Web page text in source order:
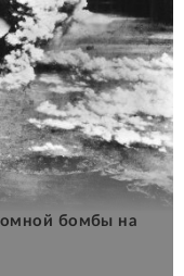
бомбы на